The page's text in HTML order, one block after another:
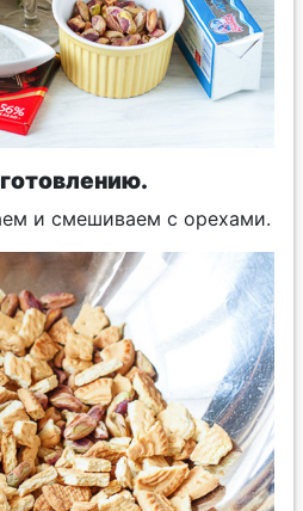
и смешиваем с орехами.